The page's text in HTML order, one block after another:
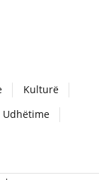
Kulturë
Udhëtime